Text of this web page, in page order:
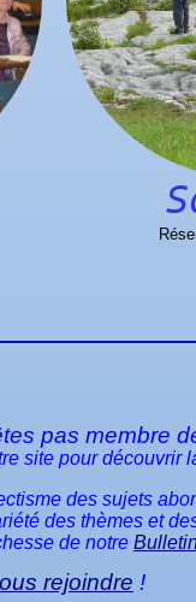
pas membre
site pour découvrir
des sujets
des thèmes et
de notre
rejoindre !